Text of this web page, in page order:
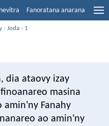
Fanoratana anarana
›Joda › 1
dia ataovy izay
masina
amin'ny Fanahy
ao amin'ny